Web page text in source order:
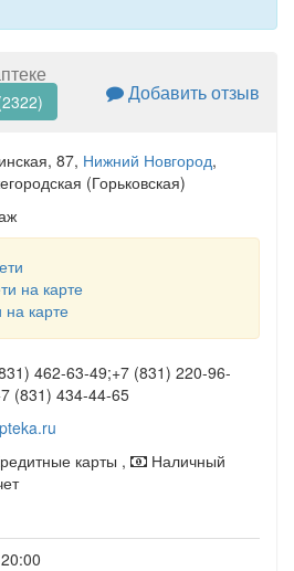
Добавить отзыв
87, Нижний Новгород,
(Горьковская)
на карте
карте
462-63-49;+7 (831) 220-96-
(831) 434-44-65
карты ,
Наличный